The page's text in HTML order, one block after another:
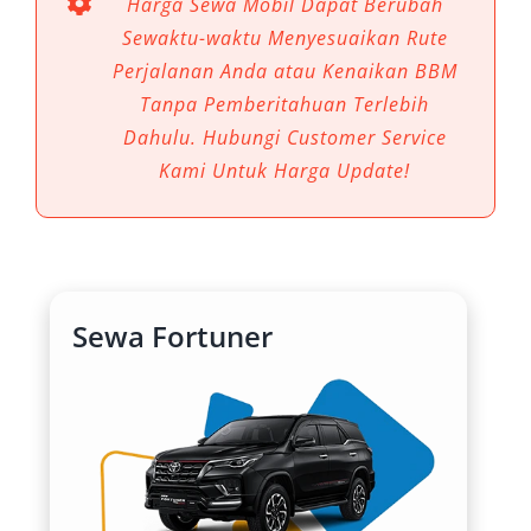
representatif, menjadikan sewa mobil Fortuner
Samarinda sebagai pilihan ideal bagi banyak
kalangan, baik untuk urusan bisnis, perjalanan
keluarga, maupun keperluan dinas luar kota.
Dengan bodi gagah, fitur canggih, serta
kemampuan off-road yang andal, Toyota
transportasi lokal seperti Salsa Wisata yang
mengedepankan profesionalisme dan
kenyamanan pelanggan.
1. Tangguh Menaklukkan Medan
Jalan Samarinda
Sewaktu-waktu Menyesuaikan Rute
Perjalanan Anda atau Kenaikan BBM
Tanpa Pemberitahuan Terlebih
Dahulu. Hubungi Customer Service
Kami Untuk Harga Update!
Sewa Fortuner